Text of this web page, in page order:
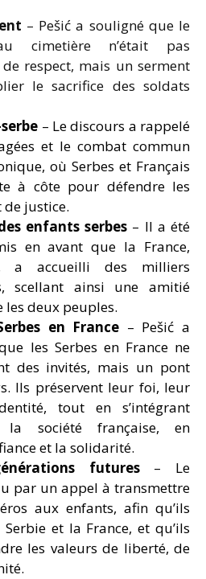
– Pešić a souligné que le
cimetière n’était pas
respect, mais un serment
le sacrifice des soldats
– Le discours a rappelé
et le combat commun
où Serbes et Français
à côte pour défendre les
justice.
enfants serbes – Il a été
en avant que la France,
a accueilli des milliers
scellant ainsi une amitié
deux peuples.
en France – Pešić a
les Serbes en France ne
des invités, mais un pont
Ils préservent leur foi, leur
tout en s’intégrant
la société française, en
et la solidarité.
futures– Le
par un appel à transmettre
aux enfants, afin qu’ils
et la France, et qu’ils
les valeurs de liberté, de